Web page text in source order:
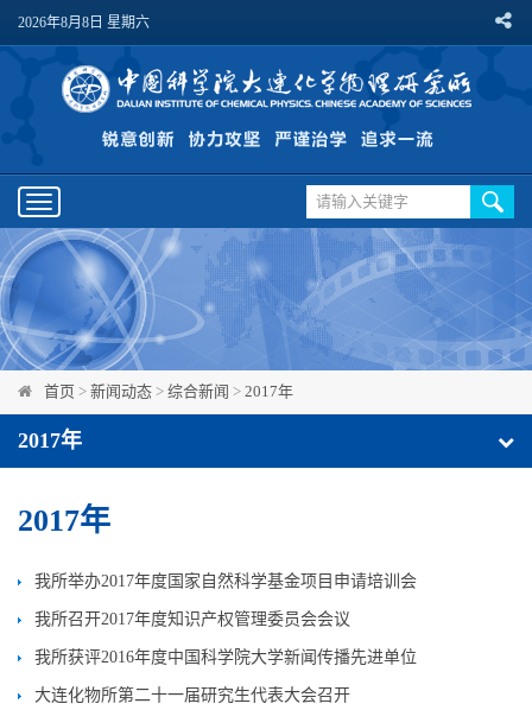
2026年8月8日 星期六
Toggle
navigation
首页 > 新闻动态 > 综合新闻 > 2017年
2017年
2017年
我所举办2017年度国家自然科学基金项目申请培训会
我所召开2017年度知识产权管理委员会会议
我所获评2016年度中国科学院大学新闻传播先进单位
大连化物所第二十一届研究生代表大会召开